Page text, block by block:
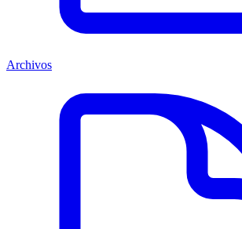
Archivos